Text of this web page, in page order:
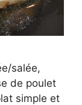
salée,
de poulet
simple et